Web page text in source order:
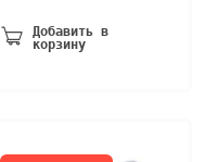
была:
180,70 €.
Добавить в
корзину